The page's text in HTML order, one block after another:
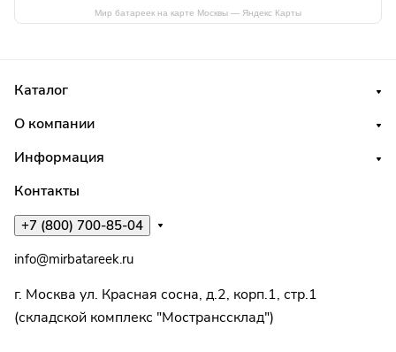
Мир батареек на карте Москвы — Яндекс Карты
Каталог
О компании
Информация
Контакты
+7 (800) 700-85-04
info@mirbatareek.ru
г. Москва ул. Красная сосна, д.2, корп.1, стр.1
(складской комплекс "Мостранссклад")